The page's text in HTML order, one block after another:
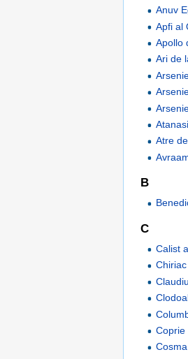
Anuv
Apfi al
Apollo
Ari de
Atre
B
C
Calist
Coprie